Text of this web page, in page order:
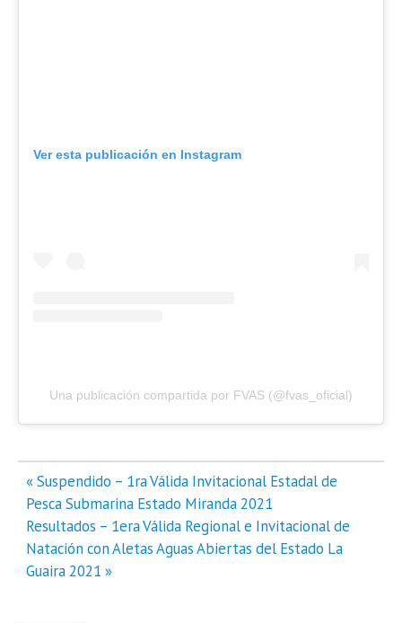
Ver esta publicación en Instagram
Una publicación compartida por FVAS (@fvas_oficial)
Navegación
de
entradas
« Suspendido – 1ra Válida Invitacional Estadal de
Pesca Submarina Estado Miranda 2021
Resultados – 1era Válida Regional e Invitacional de
Natación con Aletas Aguas Abiertas del Estado La
Guaira 2021 »